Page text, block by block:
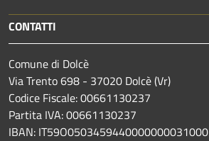
CONTATTI
Comune di Dolcè
Via Trento 698 - 37020 Dolcè (Vr)
Codice Fiscale: 00661130237
Partita IVA: 00661130237
IBAN: IT59O0503459440000000031000